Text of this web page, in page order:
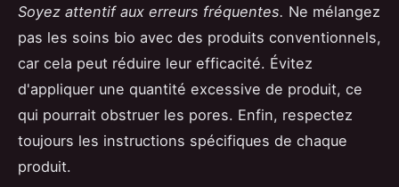
Soyez attentif aux erreurs fréquentes. Ne mélangez
pas les soins bio avec des produits conventionnels,
car cela peut réduire leur efficacité. Évitez
d'appliquer une quantité excessive de produit, ce
qui pourrait obstruer les pores. Enfin, respectez
toujours les instructions spécifiques de chaque
produit.